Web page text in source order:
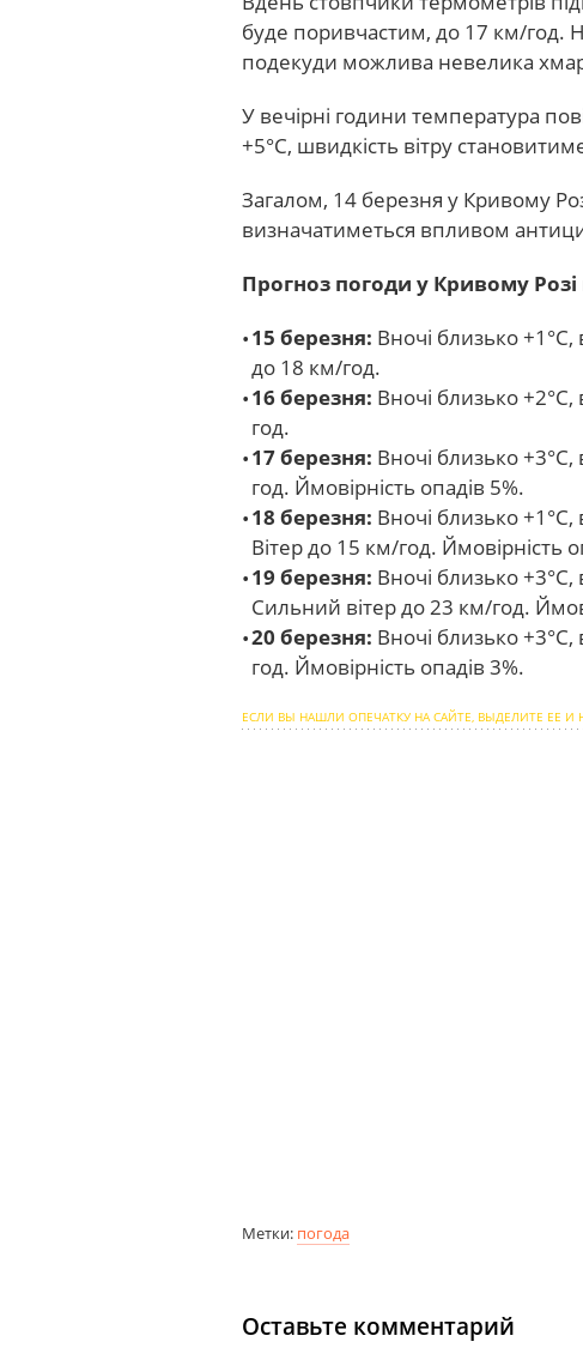
буде поривчастим, до 17 км/год.
подекуди можлива невелика
У вечірні години температура
+5°С, швидкість вітру
Загалом, 14 березня у Кривому
визначатиметься впливом
Прогноз погоди у Кривому
15 березня: Вночі близько
до 18 км/год.
16 березня: Вночі близько
год.
17 березня: Вночі близько
год. Ймовірність опадів 5%.
18 березня: Вночі близько
Вітер до 15 км/год. Ймовірність
19 березня: Вночі близько
Сильний вітер до 23 км/год.
20 березня: Вночі близько
год. Ймовірність опадів 3%.
ЕСЛИ ВЫ НАШЛИ ОПЕЧАТКУ НА САЙТЕ, ВЫДЕЛИТЕ ЕЕ И
Метки: погода
Оставьте комментарий